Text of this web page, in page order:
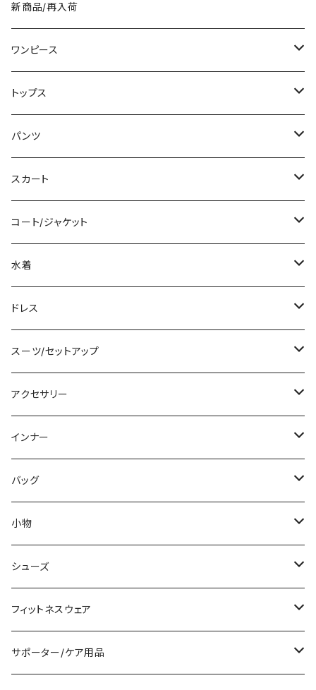
新商品/再入荷
ワンピース
ミニ/ショート
ミディアム/ミモレ
ロング/マキシ
袖付き
ノースリーブ
その他
チュニック
トップス
Tシャツ/カットソー
タンクトップ/キャミソール
シャツ/ブラウス
ベアトップ/チューブトップ
カーディガン/ボレロ
ニット/セーター
パーカー
スウェット/トレーナー
その他
パンツ
ショート丈
クロップド丈
ロング丈
デニム
レギンス
その他
オールインワン
スカート
ミニ/ショート
ミディアム/ミモレ
ロング
その他
コート/ジャケット
コート
ジャケット
その他
水着
タンキニ
バンドゥビキニ
ワンピース
ラッシュガード
その他
ドレス
ミニ/ショート
ミディアム/ミモレ
ロング/マキシ
袖付き
ノースリーブ
パンツドレス
ナイトドレス
その他
スーツ/セットアップ
パンツスーツ
スカートスーツ
その他
アクセサリー
ネックレス
ブレスレット
ピアス
コサージュ
リング
その他
インナー
ブラ/ブラトップ/ベアトップ
ショーツ
タンクトップ/キャミソール
半袖/5分
7分/長袖
バッグ
サブバッグ
クラッチバッグ
トートバッグ
ショルダーバッグ
小物
マフラー/スカーフ/ストール
財布
アクセサリーケース
シューズ
スニーカー
ブーツ
フィットネスウェア
セット販売
サポーター/ケア用品